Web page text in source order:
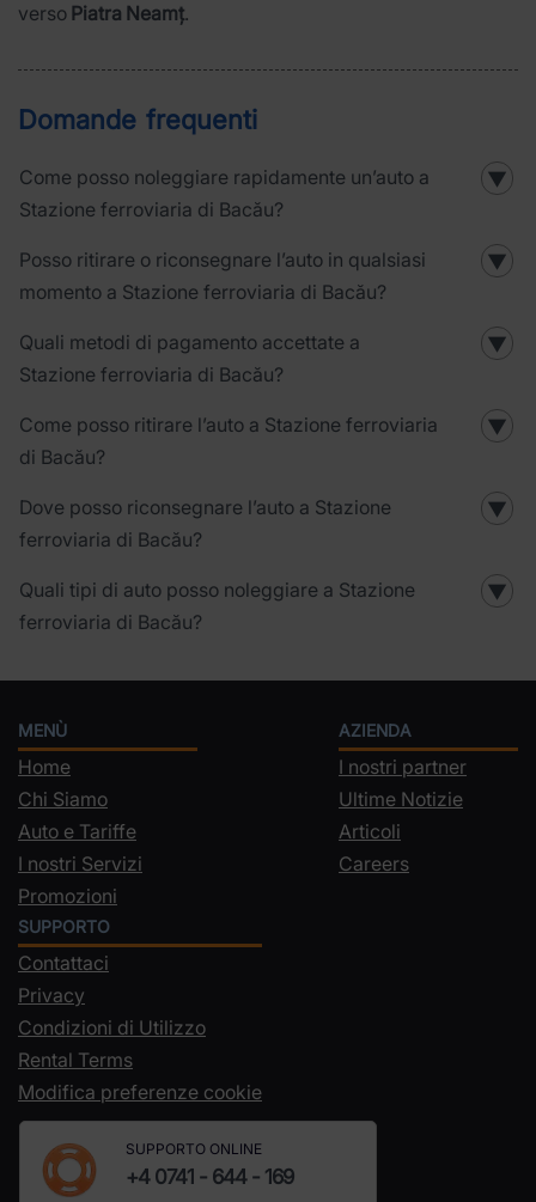
verso Piatra Neamț.
Domande frequenti
Come posso noleggiare rapidamente un’auto a
Stazione ferroviaria di Bacău?
▼
Posso ritirare o riconsegnare l’auto in qualsiasi
momento a Stazione ferroviaria di Bacău?
▼
Quali metodi di pagamento accettate a
Stazione ferroviaria di Bacău?
▼
Come posso ritirare l’auto a Stazione ferroviaria
di Bacău?
▼
Dove posso riconsegnare l’auto a Stazione
ferroviaria di Bacău?
▼
Quali tipi di auto posso noleggiare a Stazione
ferroviaria di Bacău?
▼
MENÙ
Home
Chi Siamo
Auto e Tariffe
I nostri Servizi
Promozioni
AZIENDA
I nostri partner
Ultime Notizie
Articoli
Careers
SUPPORTO
Contattaci
Privacy
Condizioni di Utilizzo
Rental Terms
Modifica preferenze cookie
SUPPORTO ONLINE
+4 0741 - 644 - 169